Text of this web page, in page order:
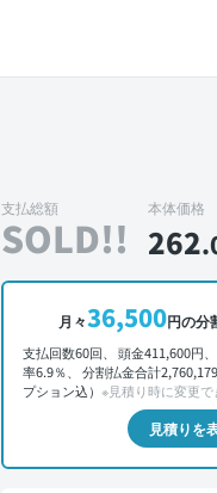
支払総額
SOLD!!
本体価格
262
月々36,500円の分
支払回数60回、 頭金411,600円
率6.9％、 分割払金合計
プション込） ※見積り時に変更で
見積りを